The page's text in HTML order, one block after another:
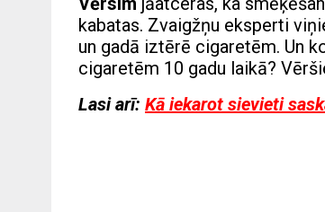
kabatas. Zvaigžņu eksperti
un gadā iztērē cigaretēm. Un
cigaretēm 10 gadu laikā?
Lasi arī: Kā iekarot sievieti